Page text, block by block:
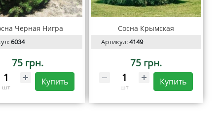
Черная Нигра
6034
75 грн.
шт
Купить
Сосна Крымская
Артикул:4149
75 грн.
шт
Купить